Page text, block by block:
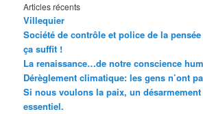
Articles récents
Villequier
Société de contrôle et police de la
ça suffit !
La renaissance…de notre conscience
Dérèglement climatique: les gens n’ont
Si nous voulons la paix, un
essentiel.